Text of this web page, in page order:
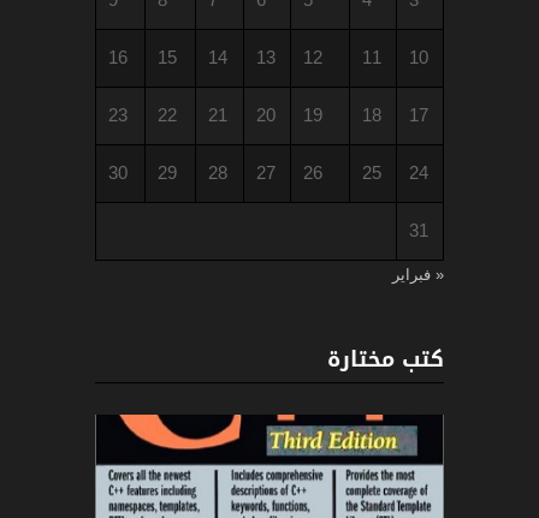
10
11
12
13
14
15
16
17
18
19
20
21
22
23
24
25
26
27
28
29
30
31
« فبراير
كتب مختارة